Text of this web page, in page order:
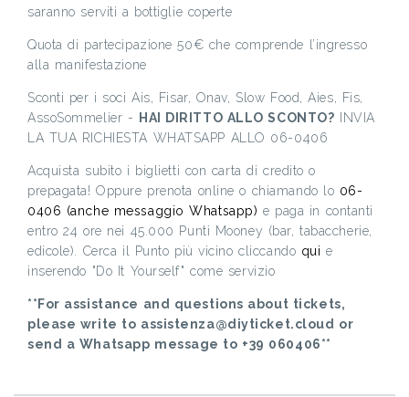
saranno serviti a bottiglie coperte
Quota di partecipazione 50€ che comprende l’ingresso
alla manifestazione
Sconti per i soci Ais, Fisar, Onav, Slow Food, Aies, Fis,
AssoSommelier -
HAI DIRITTO ALLO SCONTO? INVIA
LA TUA RICHIESTA WHATSAPP ALLO 06-0406
Acquista subito i biglietti con carta di credito o
prepagata! Oppure prenota online o chiamando lo 06-
0406 (anche messaggio Whatsapp) e paga in contanti
entro 24 ore nei 45.000 Punti Mooney (bar, tabaccherie,
edicole). Cerca il Punto più vicino cliccando qui e
inserendo "Do It Yourself" come servizio
**For assistance and questions about tickets,
please write to assistenza@diyticket.cloud or
send a Whatsapp message to +39 060406**